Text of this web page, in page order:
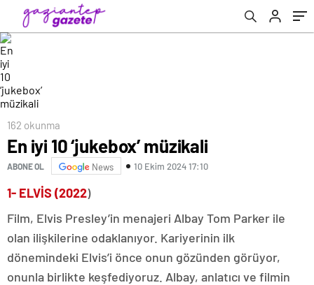
162 okunma
En iyi 10 ‘jukebox’ müzikali
ABONE OL News 10 Ekim 2024 17:10
1- ELVİS (2022)
Film, Elvis Presley’in menajeri Albay Tom Parker ile
olan ilişkilerine odaklanıyor. Kariyerinin ilk
dönemindeki Elvis’i önce onun gözünden görüyor,
onunla birlikte keşfediyoruz. Albay, anlatıcı ve filmin